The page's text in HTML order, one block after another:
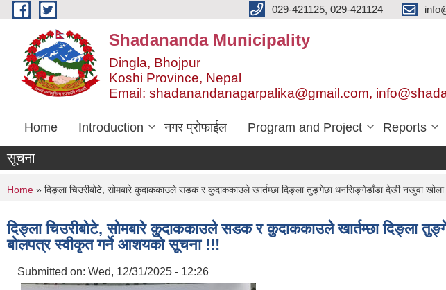
Skip to main content 029-421125, 029-421124
Shadananda Municipality
Dingla, Bhojpur
Koshi Province, Nepal
Email: shadanandanagarpalika@gmail.com,
Home Introduction नगर प्रोफाईल Program and Project Reports
सूचना
You are here
Home » दिङ्ला चिउरीबोटे, सोमबारे कुदाककाउले सडक र कुदाककाउले खार्तम्छा दिङ्ला तुङ्गेछा धनसिङ्गेडाँडा देखी नखुवा
दिङ्ला चिउरीबोटे, सोमबारे कुदाककाउले सडक र कुदाककाउले खार्तम्छा दिङ्ला
बोलपत्र स्वीकृत गर्ने आशयको सूचना !!!
Submitted on: Wed, 12/31/2025 - 12:26